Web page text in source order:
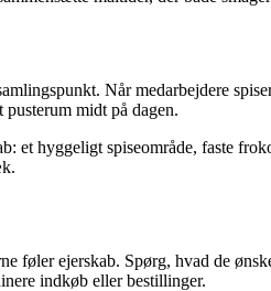
Når medarbejdere
midt på dagen.
hyggeligt spiseområde, faste
føler ejerskab. Spørg, hvad de
indkøb eller bestillinger.